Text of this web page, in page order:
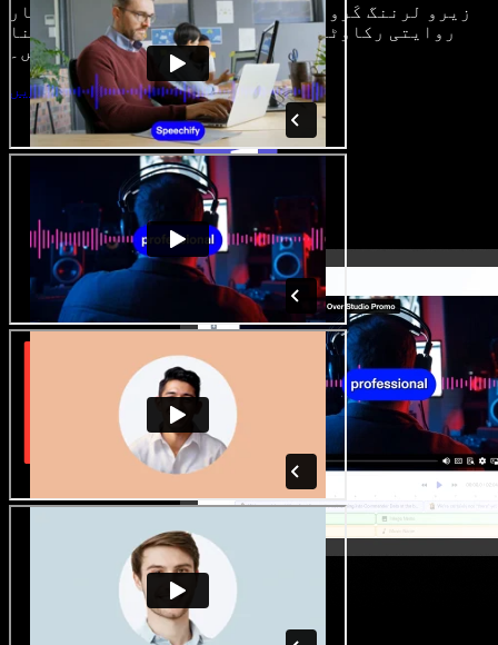
زیرو لرننگ کَرو اور سب کچھ براؤزر میں، تخلیق کار
روایتی رکاوٹیں توڑ کر اپنے خیالات کو حقیقت بنا
سکتے ہیں۔
اسٹوڈیو شروع کریں